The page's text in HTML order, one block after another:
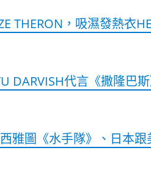
THERON，吸濕發熱衣
DARVISH代言《撒隆巴
雅圖《水手隊》、日本